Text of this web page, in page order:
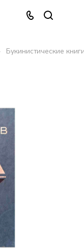
Букинистические